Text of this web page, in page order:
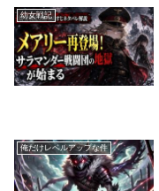
幼女戦記
俺だけレベルアップな件